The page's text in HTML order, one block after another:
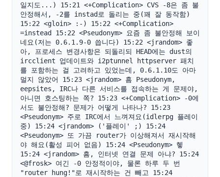
일지도...) 15:21 <+Complication> CVS -8은 좀 불
안정해서, -2를 instad로 돌리는 중(꽤 잘 동작함)
15:22 <gloin> :-) 15:22 <+Complication>
=instead 15:22 <Pseudonym> 요즘 좀 불안정해 보이
네요(저는 0.6.1.9-0 씁니다) 15:22 <jrandom> 좋
아, 프로세스 변경사항은 되돌리되 HEAD에는 dust의
ircclient 업데이트와 i2ptunnel httpserver 패치
를 포함하는 걸 고려하고 있었는데, 0.6.1.10도 아마
멀지 않았어 15:23 <jrandom> 흠 Pseudonym,
eepsites, IRC나 다른 서비스를 접속하는 게 문제야,
아니면 호스팅하는 쪽? 15:23 <+Complication> -0에
서도 불안정해? 문제가 어떻게 나타나? 15:23
<Pseudonym> 주로 IRC에서 느껴져요(idlerpg 플레이
중) 15:24 <jrandom> ('플레이' ;) 15:24
<Pseudonym> 또 가끔 router가 이상해져서 재시작해
야 해요(활성 피어 없음) 15:24 <Pseudonym> 헿
15:24 <jrandom> 흠, 인터넷 연결 문제 아냐? 15:24
<@frosk> 여긴 -0 안정적이야, 물론 하루 두 번
"router hung!"로 재시작하는 건 빼고 15:24